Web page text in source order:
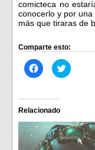
comicteca no
conocerlo y por
más que tiraras de
Comparte esto:
Haz
clic
Facebook
(Se
abre
en
una
ventana
nueva)
Haz
clic
en
una
ventana
nueva)
Relacionado